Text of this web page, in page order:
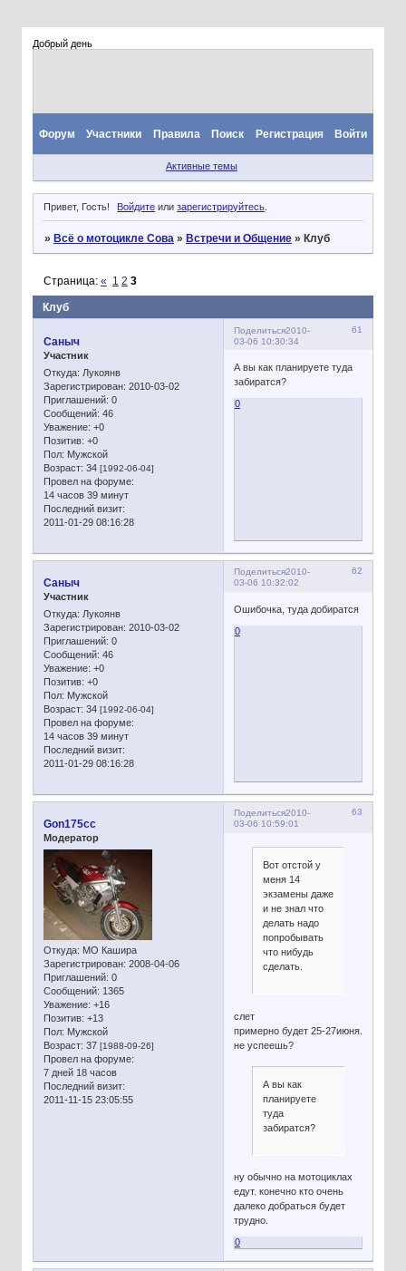
Добрый день
Форум Участники Правила Поиск Регистрация Войти
Активные темы
Привет, Гость! Войдите илизарегистрируйтесь.
» Всё о мотоцикле Сова » Встречи и Общение » Клуб
Клуб
Страница: « 1 2 3
Поделиться 61
2010-
03-06 10:30:34
Сaныч
Участник
Откуда: Лукоянв
Зарегистрирован: 2010-03-02
Приглашений: 0
Сообщений: 46
Уважение: +0
Позитив: +0
Пол: Мужской
Возраст: 34 [1992-06-04]
Провел на форуме:
14 часов 39 минут
Последний визит:
2011-01-29 08:16:28
А вы как планируете туда
забиратся?
0
Поделиться 62
2010-
03-06 10:32:02
Сaныч
Участник
Откуда: Лукоянв
Зарегистрирован: 2010-03-02
Приглашений: 0
Сообщений: 46
Уважение: +0
Позитив: +0
Пол: Мужской
Возраст: 34 [1992-06-04]
Провел на форуме:
14 часов 39 минут
Последний визит:
2011-01-29 08:16:28
Ошибочка, туда добиратся
0
Поделиться 63
2010-
03-06 10:59:01
Gon175cc
Модератор
Откуда: МО Кашира
Зарегистрирован: 2008-04-06
Приглашений: 0
Сообщений: 1365
Уважение: +16
Позитив: +13
Пол: Мужской
Возраст: 37 [1988-09-26]
Провел на форуме:
7 дней 18 часов
Последний визит:
2011-11-15 23:05:55
Вот отстой у
меня 14
экзамены даже
и не знал что
делать надо
попробывать
что нибудь
сделать.
слет
примерно будет 25-27июня.
не успеешь?
А вы как
планируете
туда
забиратся?
ну обычно на мотоциклах
едут. конечно кто очень
далеко добраться будет
трудно.
0